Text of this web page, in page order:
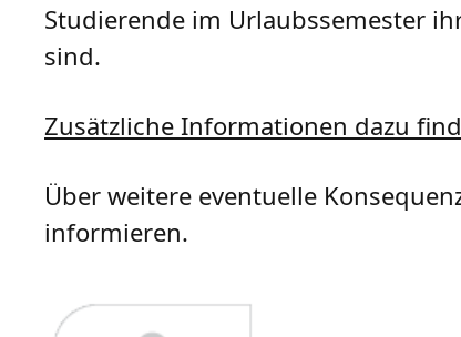
Studierende im Urlaubssemester
sind.
Zusätzliche Informationen dazu
Über weitere eventuelle
informieren.